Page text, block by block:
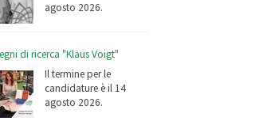
agosto 2026.
di ricerca "Klaus Voigt"
Il termine per le
candidature è il 14
agosto 2026.